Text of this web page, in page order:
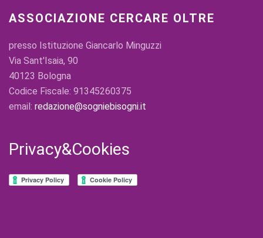
ASSOCIAZIONE CERCARE OLTRE
presso Istituzione Giancarlo Minguzzi
Via Sant'Isaia, 90
40123 Bologna
Codice Fiscale: 91345260375
email: redazione@sogniebisogni.it
Privacy&Cookies